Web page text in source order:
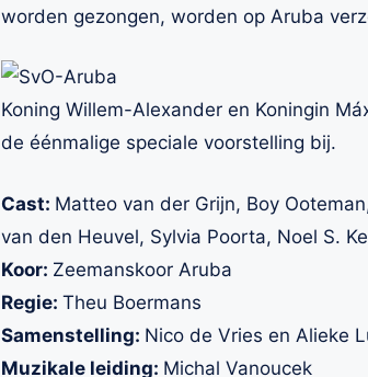
worden gezongen, worden op Aruba
Koning Willem-Alexander en Koningin
de éénmalige speciale voorstelling bij.
Cast: Matteo van der Grijn, Boy
van den Heuvel, Sylvia Poorta, Noel S.
Koor: Zeemanskoor Aruba
Regie: Theu Boermans
Samenstelling: Nico de Vries en Alieke
Muzikale leiding: Michal Vanoucek